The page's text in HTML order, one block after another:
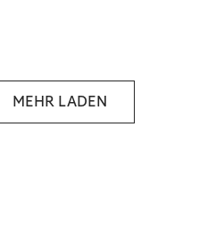
erfahren, wie Sie
MEHR LADEN